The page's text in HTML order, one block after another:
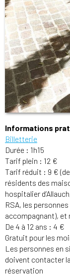
Informations
Billetterie
Durée : 1h15
Tarif plein : 12 €
Tarif réduit : 9 € (de
résidents des
hospitalier
RSA, les
accompagnant), et
De 4 à 12 ans : 4 €
Gratuit pour les
Les personnes en
doivent contacter
réservation